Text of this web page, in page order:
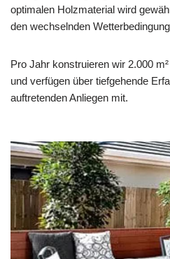
optimalen Holzmaterial wird
den wechselnden
Pro Jahr konstruieren wir 2.000
und verfügen über tiefgehende
auftretenden Anliegen mit.